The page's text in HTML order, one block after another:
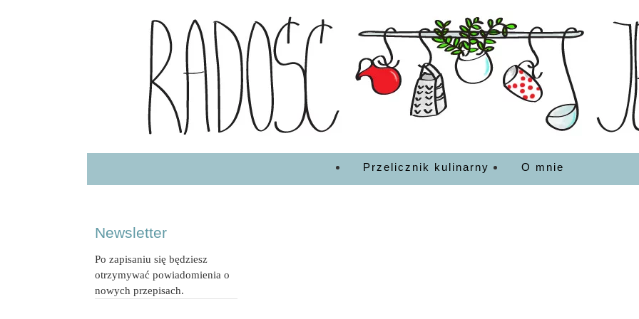
Przelicznik kulinarny O mnie
Newsletter
Po zapisaniu się będziesz
otrzymywać powiadomienia o
nowych przepisach.